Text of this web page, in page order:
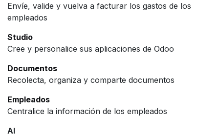
Envíe, valide y vuelva a facturar los gastos de los
empleados
Studio
Cree y personalice sus aplicaciones de Odoo
Documentos
Recolecta, organiza y comparte documentos
Empleados
Centralice la información de los empleados
AI